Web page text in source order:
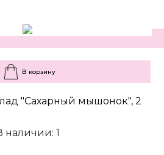
В корзину
"Сахарный мышонок", 2
наличии: 1